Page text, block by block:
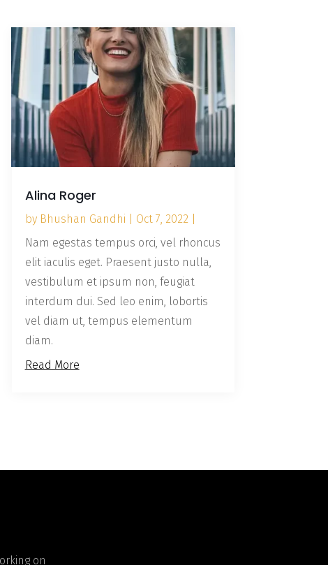
Alina Roger
by Bhushan Gandhi Oct 7, 2022|
Nam egestas tempus orci, vel rhoncus
elit iaculis eget. Praesent justo nulla,
vestibulum et ipsum non, feugiat
interdum dui. Sed leo enim, lobortis
vel diam ut, tempus elementum
diam.
Read More
on